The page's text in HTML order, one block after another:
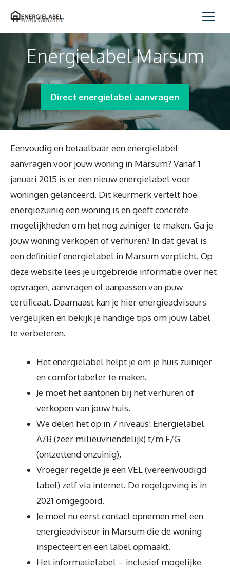
naar
Energielabel Marsum
Direct energielabel aanvragen
Eenvoudig en betaalbaar een energielabel
aanvragen voor jouw woning in Marsum? Vanaf 1
januari 2015 is er een nieuw energielabel voor
woningen gelanceerd. Dit keurmerk vertelt hoe
energiezuinig een woning is en geeft concrete
mogelijkheden om het nog zuiniger te maken. Ga je
jouw woning verkopen of verhuren? In dat geval is
een definitief energielabel in Marsum verplicht. Op
deze website lees je uitgebreide informatie over het
opvragen, aanvragen of aanpassen van jouw
certificaat. Daarnaast kan je hier energieadviseurs
vergelijken en bekijk je handige tips om jouw label
te verbeteren.
Het energielabel helpt je om je huis zuiniger
en comfortabeler te maken.
Je moet het aantonen bij het verhuren of
verkopen van jouw huis.
We delen het op in 7 niveaus: Energielabel
A/B (zeer milieuvriendelijk) t/m F/G
(ontzettend onzuinig).
Vroeger regelde je een VEL (vereenvoudigd
label) zelf via internet. De regelgeving is in
2021 omgegooid.
Je moet nu eerst contact opnemen met een
energieadviseur in Marsum die de woning
inspecteert en een label opmaakt.
Het informatielabel – inclusief mogelijke